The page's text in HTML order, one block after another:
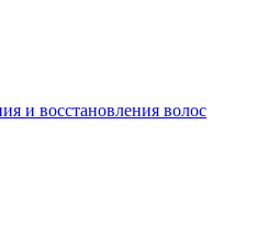
и восстановления волос